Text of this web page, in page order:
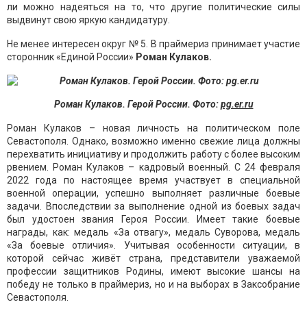
ли можно надеяться на то, что другие политические силы
выдвинут свою яркую кандидатуру.
Не менее интересен округ № 5. В праймериз принимает участие
сторонник «Единой России» Роман Кулаков.
Роман Кулаков. Герой России. Фото:pg.er.ru
Роман Кулаков – новая личность на политическом поле
Севастополя. Однако, возможно именно свежие лица должны
перехватить инициативу и продолжить работу с более высоким
рвением. Роман Кулаков – кадровый военный. С 24 февраля
2022 года по настоящее время участвует в специальной
военной операции, успешно выполняет различные боевые
задачи. Впоследствии за выполнение одной из боевых задач
был удостоен звания Героя России. Имеет такие боевые
награды, как: медаль «За отвагу», медаль Суворова, медаль
«За боевые отличия». Учитывая особенности ситуации, в
которой сейчас живёт страна, представители уважаемой
профессии защитников Родины, имеют высокие шансы на
победу не только в праймериз, но и на выборах в Заксобрание
Севастополя.